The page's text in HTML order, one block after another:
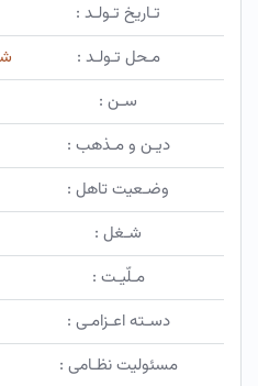
تـاریخ تـولـد :
مـحل تـولـد :
سـن :
دیـن و مـذهب :
وضـعیت تاهل :
شـغل :
مـلّیـت :
دسـته اعـزامـی :
مسئولیت نظـامی :